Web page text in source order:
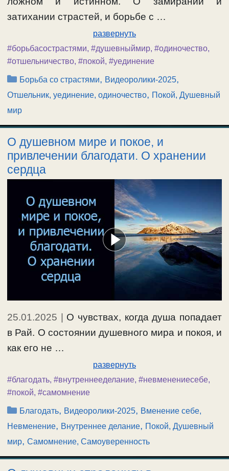
затихании страстей, и борьбе с …
развернуть
#борьбасострастями, #душевныймир, #одиночество,
#отшельничество, #покой, #уединение
Рубрики
Борьба со страстями, Видеоролики-2025,
Отшельник, уединение, одиночество, Покой, Душевный
мир
О душевном мире и покое, и
привлечении благодати. О хранении
сердца
25.01.2025
О чувствах, когда душа попадает
в Рай. О состоянии душевного мира и покоя, и
как его не …
развернуть
#благодать, #внутреннееделание, #невменениесебе,
#покой, #самомнение
Рубрики
Благодать, Видеоролики-2025, Вменение себе,
Невменение, Внутреннее делание, Покой, Душевный
мир, Самомнение, Самоуверенность